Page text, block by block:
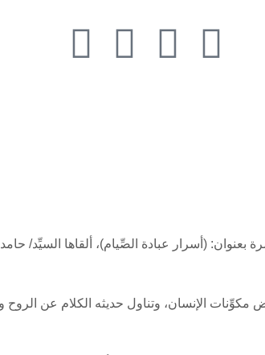
الإنسان، وتناول حديثه الكلام عن الروح